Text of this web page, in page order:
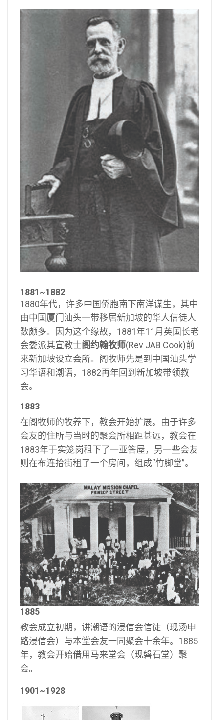
1881~1882
1880年代，许多中国侨胞南下南洋谋生，其中
由中国厦门汕头一带移居新加坡的华人信徒人
数颇多。因为这个缘故，1881年11月英国长老
会委派其宣教士阁约翰牧师(Rev JAB Cook)前
来新加坡设立会所。阁牧师先是到中国汕头学
习华语和潮语，1882再年回到新加坡带领教
会。
1883
在阁牧师的牧养下，教会开始扩展。由于许多
会友的住所与当时的聚会所相距甚远，教会在
1883年于实笼岗租下了一亚答屋，另一些会友
则在布连拾街租了一个房间，组成“竹脚堂”。
1885
教会成立初期，讲潮语的浸信会信徒（现汤申
路浸信会）与本堂会友一同聚会十余年。1885
年，教会开始借用马来堂会（现磐石堂）聚
会。
1901~1928